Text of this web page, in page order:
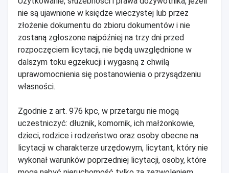
nie są ujawnione w księdze wieczystej lub przez
złożenie dokumentu do zbioru dokumentów i nie
zostaną zgłoszone najpóźniej na trzy dni przed
rozpoczęciem licytacji, nie będą uwzględnione w
dalszym toku egzekucji i wygasną z chwilą
uprawomocnienia się postanowienia o przysądzeniu
własności.
Zgodnie z art. 976 kpc, w przetargu nie mogą
uczestniczyć: dłużnik, komornik, ich małżonkowie,
dzieci, rodzice i rodzeństwo oraz osoby obecne na
licytacji w charakterze urzędowym, licytant, który nie
wykonał warunków poprzedniej licytacji, osoby, które